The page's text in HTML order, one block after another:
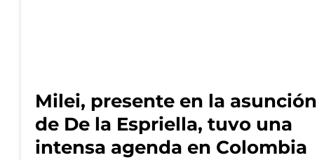
Milei, presente en la asunción
de De la Espriella, tuvo una
intensa agenda en Colombia